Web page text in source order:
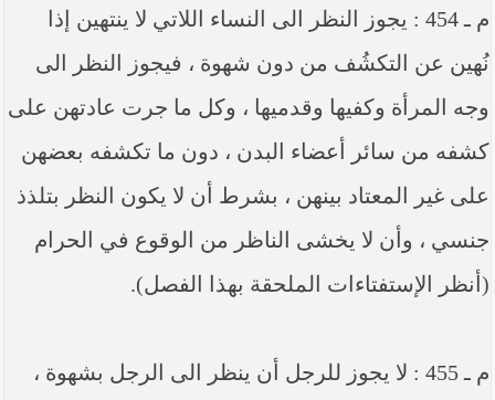
م ـ 454 : يجوز النظر الى النساء اللاتي لا ينتهين إذا
نُهين عن التكشُف من دون شهوة ، فيجوز النظر الى
وجه المرأة وكفيها وقدميها ، وكل ما جرت عادتهن على
كشفه من سائر أعضاء البدن ، دون ما تكشفه بعضهن
على غير المعتاد بينهن ، بشرط أن لا يكون النظر بتلذذ
جنسي ، وأن لا يخشى الناظر من الوقوع في الحرام
(أنظر الإستفتاءات الملحقة بهذا الفصل).
م ـ 455 : لا يجوز للرجل أن ينظر الى الرجل بشهوة ،